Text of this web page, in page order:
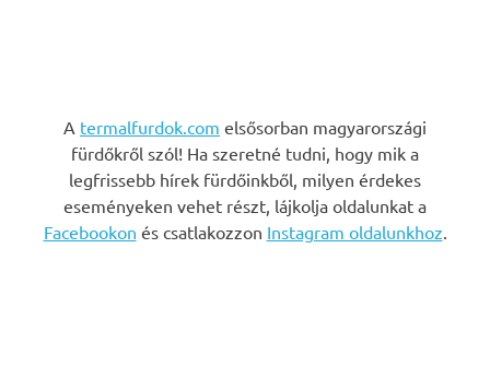
A termalfurdok.com elsősorban magyarországi
fürdőkről szól! Ha szeretné tudni, hogy mik a
legfrissebb hírek fürdőinkből, milyen érdekes
eseményeken vehet részt, lájkolja oldalunkat a
Facebookon és csatlakozzon Instagram oldalunkhoz.